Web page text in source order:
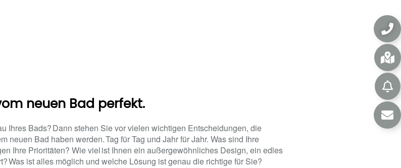
neuen Bad perfekt.
Ihres Bads? Dann stehen Sie vor vielen wichtigen Entscheidungen, die
neuen Bad haben werden. Tag für Tag und Jahr für Jahr. Was sind Ihre
Ihre Prioritäten? Wie viel ist Ihnen ein außergewöhnliches Design, ein edles
Was ist alles möglich und welche Lösung ist genau die richtige für Sie?